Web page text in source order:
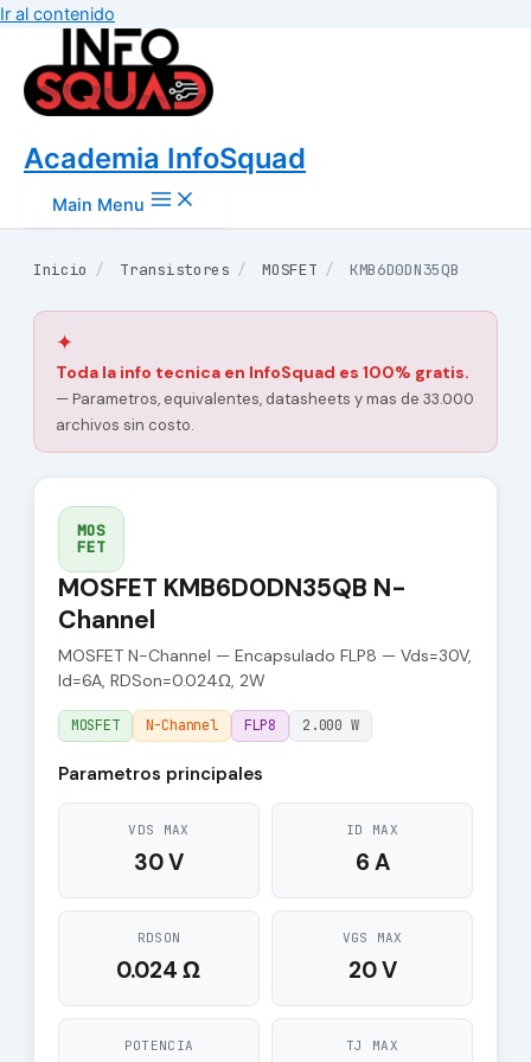
Ir al contenido
Academia InfoSquad
Main Menu
Inicio / Transistores / MOSFET / KMB6D0DN35QB
✦
Toda la info tecnica en InfoSquad es 100% gratis.
— Parametros, equivalentes, datasheets y mas de 33.000
archivos sin costo.
MOS
FET
MOSFET KMB6D0DN35QB N-
Channel
MOSFET N-Channel — Encapsulado FLP8 — Vds=30V,
Id=6A, RDSon=0.024Ω, 2W
MOSFET N-Channel FLP8 2.000 W
Parametros principales
VDS MAX
30 V
ID MAX
6 A
RDSON
0.024 Ω
VGS MAX
20 V
POTENCIA TJ MAX